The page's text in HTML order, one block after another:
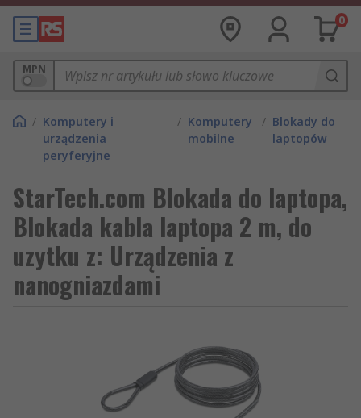
0
MPN
/ Komputery i
urządzenia
peryferyjne
/ Komputery
mobilne
/ Blokady do
laptopów
StarTech.com Blokada do laptopa,
Blokada kabla laptopa 2 m, do
uzytku z: Urządzenia z
nanogniazdami